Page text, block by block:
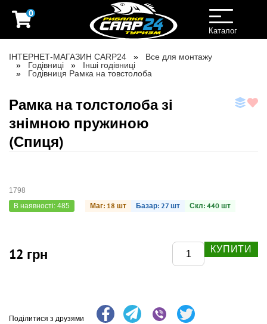
0
Toggle
navigation
Каталог
ІНТЕРНЕТ-МАГАЗИН CARP24
Все для монтажу
Годівниці
Інші годівниці
Годівниця Рамка на товстолоба
Рамка на толстолоба зі
знімною пружиною
(Спиця)
1798
В наявності: 485
Маг: 18 шт Базар: 27 шт Скл: 440 шт
12 грн КУПИТИ
Поділитися з друзями